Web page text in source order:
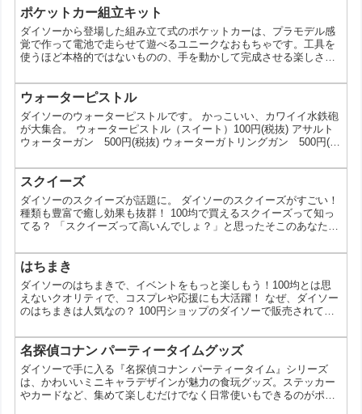
ポケットカー組立キット
ダイソーから登場した組み立て式のポケットカーは、プラモデル感
覚で作って電池で走らせて遊べるユニークなおもちゃです。工具を
使うほど本格的ではないものの、手を動かして完成させる楽しさが
楽しみもあるアイテムです。 組み立てて走らせるポケットカーとは
この商品は、パーツを組み立てて完成させるプラモデルタイプのミ
ニカーです。完成後は電池で走行できる仕様になっており、ただ飾
るだけでなく動かして遊べるのが特徴です。デザインは複数あ...
ウォーターピストル
ダイソーのウォーターピストルです。 かっこいい、カワイイ水鉄砲
が大集合。 ウォーターピストル（スイート）100円(税抜) アサルト
ウォーターガン 500円(税抜) ウォーターガトリングガン 500円(税
付）500円(税抜) アニマルウォーターガン100円(税抜) #ダイソー
#daiso #daisojapan #ウォーターガン #ウォーターピストル #水鉄砲
View this post on Instag...
スクイーズ
ダイソーのスクイーズが話題に。 ダイソーのスクイーズがすごい！
種類も豊富で癒し効果も抜群！ 100均で買えるスクイーズって知っ
てる？ 「スクイーズって高いんでしょ？」と思ったそこのあなた！
が手に入るんです。今回は、そんなダイソーのスクイーズについ
て、種類や選び方、そして使い方まで詳しく解説していきます。 ダ
イソーのスクイーズってどんなもの？ ダイソーのスクイーズは、パ
ンやケーキ、動物など、本物そっくりな見た目が特徴...
はちまき
ダイソーのはちまきで、イベントをもっと楽しもう！100均とは思
えないクオリティで、コスプレや応援にも大活躍！ なぜ、ダイソー
のはちまきは人気なの？ 100円ショップのダイソーで販売されてい
んです！その理由は、なんといってもそのコスパの良さ。100円と
は思えないほどのクオリティで、様々なイベントやシーンで活躍で
きるからです。今回は、そんなダイソーのはちまきの魅力をたっぷ
りとお伝えします。 【はちまきランキングTOP10...
名探偵コナン パーティータイムグッズ
ダイソーで手に入る『名探偵コナン パーティータイム』シリーズ
は、かわいいミニキャラデザインが魅力の食玩グッズ。ステッカー
やカードなど、集めて楽しむだけでなく日常使いもできるのがポイ